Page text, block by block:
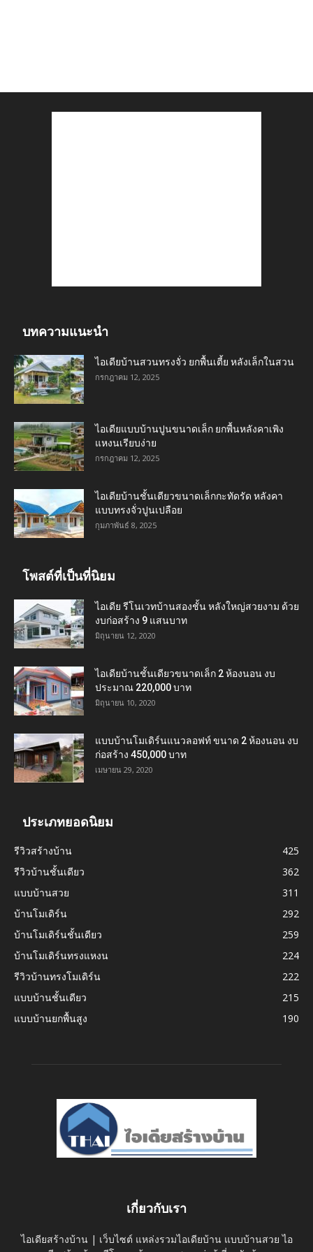
บทความแนะนำ
ไอเดียบ้านสวนทรงจั่ว ยกพื้นเตี้ย หลังเล็กในสวน
กรกฎาคม 12, 2025
ไอเดียแบบบ้านปูนขนาดเล็ก ยกพื้นหลังคาเพิง
แหงนเรียบง่าย
กรกฎาคม 12, 2025
ไอเดียบ้านชั้นเดียวขนาดเล็กกะทัดรัด หลังคา
แบบทรงจั่วปูนเปลือย
กุมภาพันธ์ 8, 2025
โพสต์ที่เป็นที่นิยม
ไอเดีย รีโนเวทบ้านสองชั้น หลังใหญ่สวยงาม ด้วย
งบก่อสร้าง 9 แสนบาท
มิถุนายน 12, 2020
ไอเดียบ้านชั้นเดียวขนาดเล็ก 2 ห้องนอน งบ
ประมาณ 220,000 บาท
มิถุนายน 10, 2020
แบบบ้านโมเดิร์นแนวลอฟท์ ขนาด 2 ห้องนอน งบ
ก่อสร้าง 450,000 บาท
เมษายน 29, 2020
ประเภทยอดนิยม
รีวิวสร้างบ้าน
425
รีวิวบ้านชั้นเดียว
362
แบบบ้านสวย
311
บ้านโมเดิร์น
292
บ้านโมเดิร์นชั้นเดียว
259
บ้านโมเดิร์นทรงแหงน
224
รีวิวบ้านทรงโมเดิร์น
222
แบบบ้านชั้นเดียว
215
แบบบ้านยกพื้นสูง
190
เกี่ยวกับเรา
ไอเดียสร้างบ้าน | เว็บไซต์ แหล่งรวมไอเดียบ้าน แบบบ้านสวย ไอ